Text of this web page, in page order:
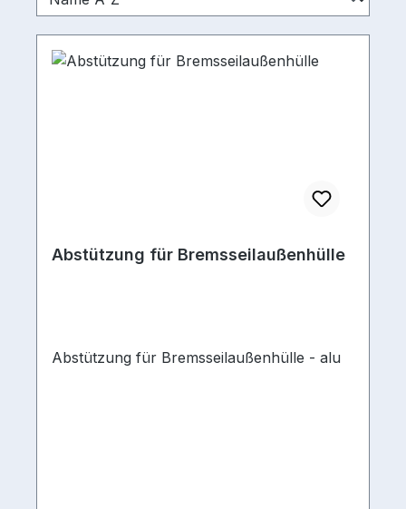
Abstützung für Bremsseilaußenhülle
Abstützung für Bremsseilaußenhülle - alu